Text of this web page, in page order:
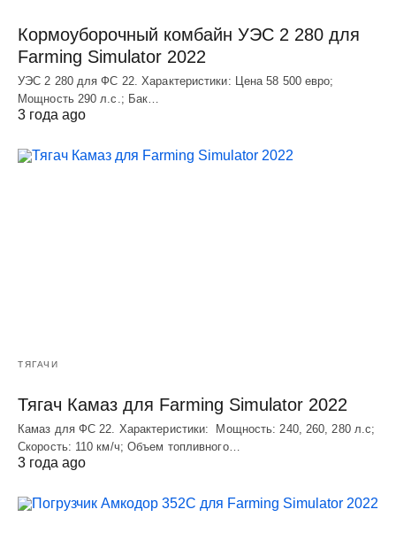
Кормоуборочный комбайн УЭC 2 280 для
Farming Simulator 2022
УЭC 2 280 для ФС 22. Характеристики: Цена 58 500 евро;
Мощность 290 л.с.; Бак…
3 года ago
ТЯГАЧИ
Тягач Камаз для Farming Simulator 2022
Камаз для ФС 22. Характеристики: Мощность: 240, 260, 280 л.с;
Скорость: 110 км/ч; Объем топливного…
3 года ago